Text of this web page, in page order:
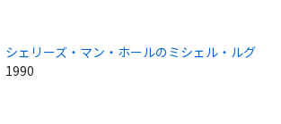
シェリーズ・マン・ホールのミシェル・ルグ
1990